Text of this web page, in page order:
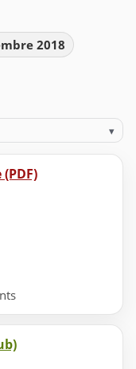
2018
▾